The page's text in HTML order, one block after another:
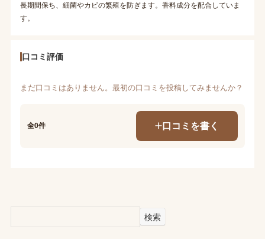
長期間保ち、細菌やカビの繁殖を防ぎます。香料成分を配合していま
す。
口コミ評価
まだ口コミはありません。最初の口コミを投稿してみませんか？
全0件 口コミを書く
検索